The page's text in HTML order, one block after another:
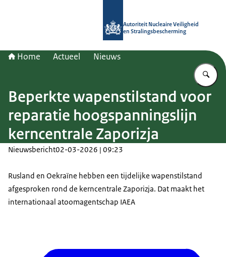
Autoriteit Nucleaire Veiligheid
en Stralingsbescherming
Home Actueel Nieuws
Beperkte wapenstilstand voor
reparatie hoogspanningslijn
kerncentrale Zaporizja
Nieuwsbericht02-03-2026 | 09:23
Rusland en Oekraïne hebben een tijdelijke wapenstilstand
afgesproken rond de kerncentrale Zaporizja. Dat maakt het
internationaal atoomagentschap IAEA